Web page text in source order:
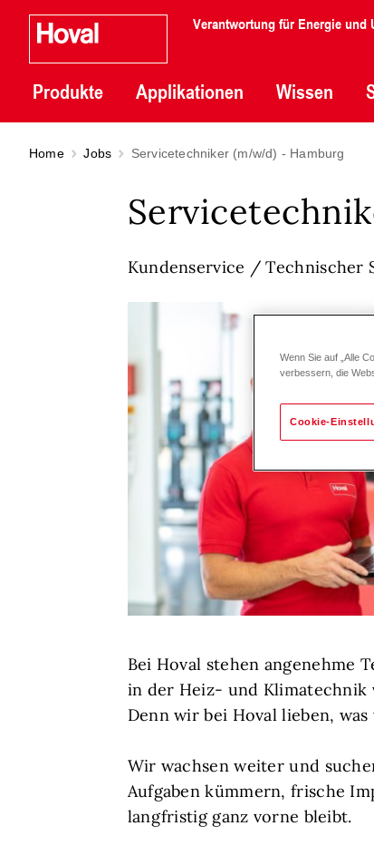
Verantwortung für Energie und
Produkte Applikationen Wissen
Home Jobs Servicetechniker (m/w/d) - Hamburg
Kundenservice / Technischer
Bei Hoval stehen angenehme
in der Heiz- und Klimatechnik
Denn wir bei Hoval lieben,
Wir wachsen weiter und
Aufgaben kümmern, frische
langfristig ganz vorne bleibt.
Wenn Sie auf „Alle
verbessern, die
Cookie-